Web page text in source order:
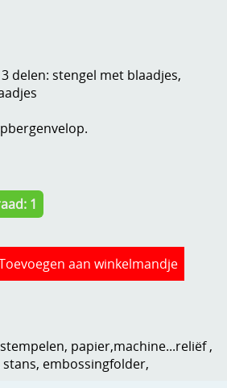
steen
delen: stengel met blaadjes,
1
papier,machine...reliëf ,
embossingfolder,